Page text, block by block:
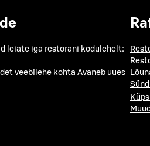
leiate iga restorani kodulehelt:
veebilehe kohta Avaneb uues